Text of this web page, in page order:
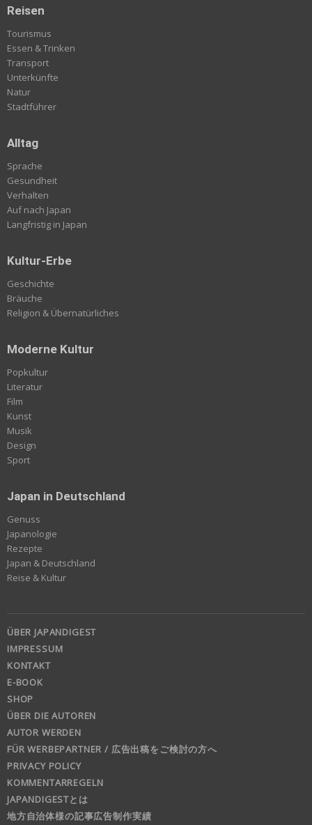
Reisen
Tourismus
Essen & Trinken
Transport
Unterkünfte
Natur
Stadtführer
Alltag
Sprache
Gesundheit
Verhalten
Auf nach Japan
Langfristig in Japan
Kultur-Erbe
Geschichte
Bräuche
Religion & Übernatürliches
Moderne Kultur
Popkultur
Literatur
Film
Kunst
Musik
Design
Sport
Japan in Deutschland
Genuss
Japanologie
Rezepte
Japan & Deutschland
Reise & Kultur
ÜBER JAPANDIGEST
IMPRESSUM
KONTAKT
E-BOOK
SHOP
ÜBER DIE AUTOREN
AUTOR WERDEN
FÜR WERBEPARTNER / 広告出稿をご検討の方へ
PRIVACY POLICY
KOMMENTARREGELN
JAPANDIGESTとは
地方自治体様の記事広告制作実績